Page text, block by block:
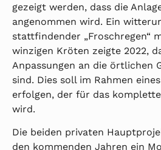
gezeigt werden, dass die
angenommen wird. Ein
stattfindender „Froschregen“
winzigen Kröten zeigte 2022,
Anpassungen an die örtlichen
sind. Dies soll im Rahmen
erfolgen, der für das
wird.
Die beiden privaten
den kommenden Jahren ein